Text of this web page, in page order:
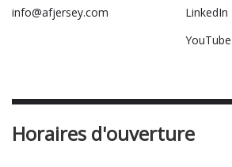
info@afjersey.com
LinkedIn
YouTube
Horaires d'ouverture